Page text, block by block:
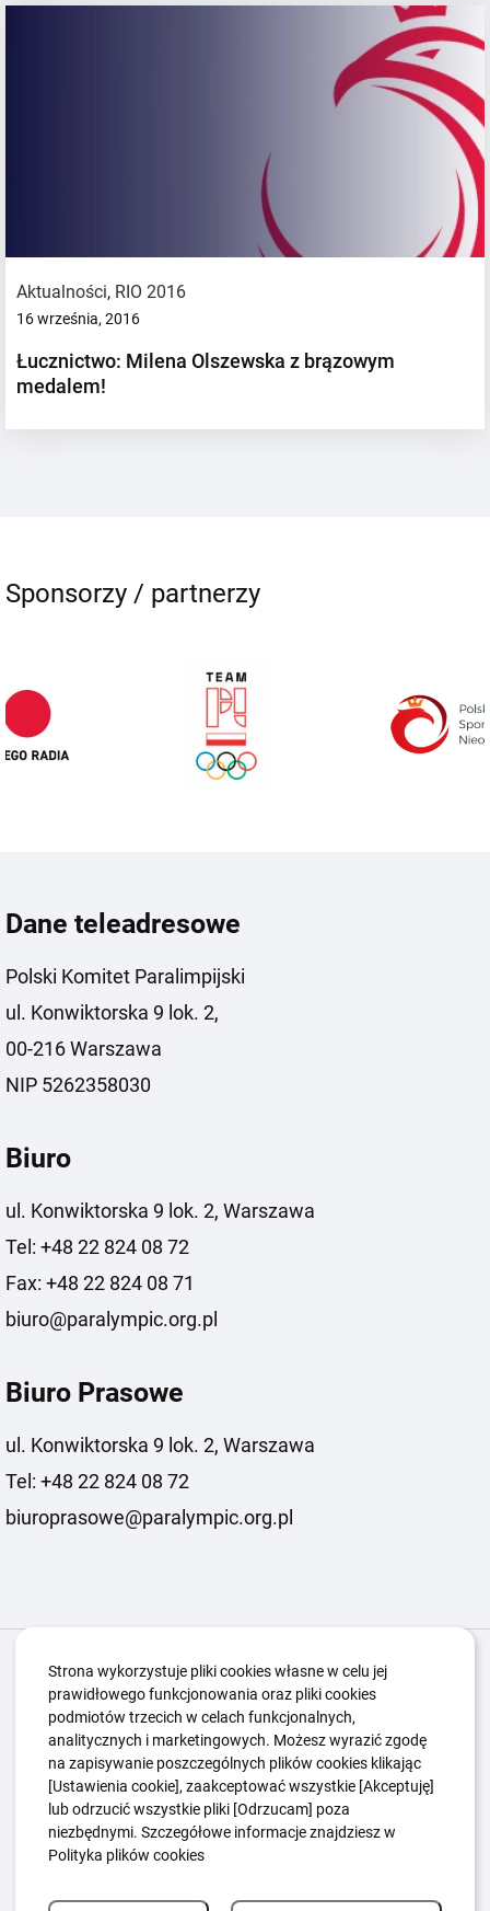
Aktualności, RIO 2016
16 września, 2016
Łucznictwo: Milena Olszewska z brązowym
medalem!
Sponsorzy / partnerzy
Dane teleadresowe
Polski Komitet Paralimpijski
ul. Konwiktorska 9 lok. 2,
00-216 Warszawa
NIP 5262358030
Biuro
ul. Konwiktorska 9 lok. 2, Warszawa
Tel: +48 22 824 08 72
Fax: +48 22 824 08 71
biuro@paralympic.org.pl
Biuro Prasowe
ul. Konwiktorska 9 lok. 2, Warszawa
Tel: +48 22 824 08 72
biuroprasowe@paralympic.org.pl
Igrzyska Paralimpijskie O nas
Kwalifikacje ZSK
Kluby Aktualności
Edukacja
Guttmanny Kontakt
Polityka Ochrony Dzieci
Sygnaliści
Polityka plików cookie
Strona wykorzystuje pliki cookies własne w celu jej
prawidłowego funkcjonowania oraz pliki cookies
podmiotów trzecich w celach funkcjonalnych,
analitycznych i marketingowych. Możesz wyrazić zgodę
na zapisywanie poszczególnych plików cookies klikając
[Ustawienia cookie], zaakceptować wszystkie [Akceptuję]
lub odrzucić wszystkie pliki [Odrzucam] poza
niezbędnymi. Szczegółowe informacje znajdziesz w
Polityka plików cookies